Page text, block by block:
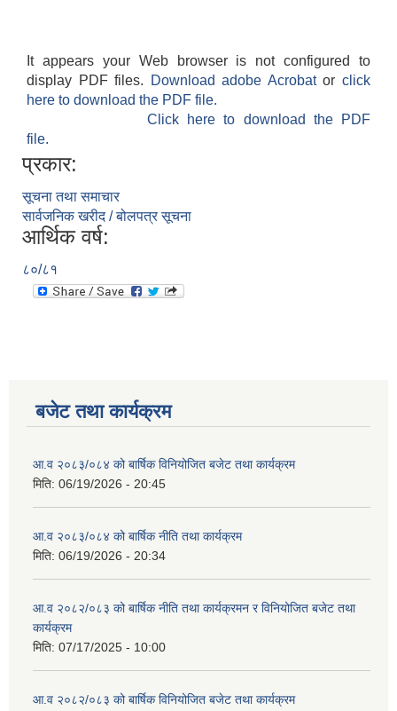
It appears your Web browser is not configured to
display PDF files.
Download adobe Acrobatorclick
here to download the PDF file.
Click here to download the PDF
file.
प्रकार:
सूचना तथा समाचार
सार्वजनिक खरीद / बोलपत्र सूचना
आर्थिक वर्ष:
८०/८१
बजेट तथा कार्यक्रम
आ.व २०८३/०८४ को बार्षिक विनियोजित बजेट तथा कार्यक्रम
मिति: 06/19/2026 - 20:45
आ.व २०८३/०८४ को बार्षिक नीति तथा कार्यक्रम
मिति: 06/19/2026 - 20:34
आ.व २०८२/०८३ को बार्षिक नीति तथा कार्यक्रमन र विनियोजित बजेट तथा
कार्यक्रम
मिति: 07/17/2025 - 10:00
आ.व २०८२/०८३ को बार्षिक विनियोजित बजेट तथा कार्यक्रम